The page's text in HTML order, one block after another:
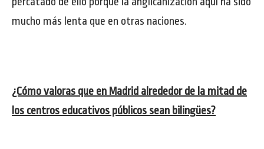
mucho más lenta que en otras naciones.
¿Cómo valoras que en Madrid alrededor de la mitad de
los centros educativos públicos sean bilingües?